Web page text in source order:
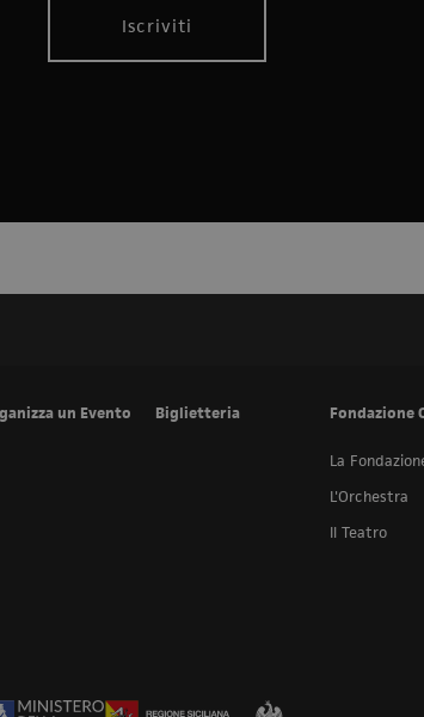
Iscriviti
un Evento Biglietteria Fondazione
La
L'Orchestra
Il Teatro